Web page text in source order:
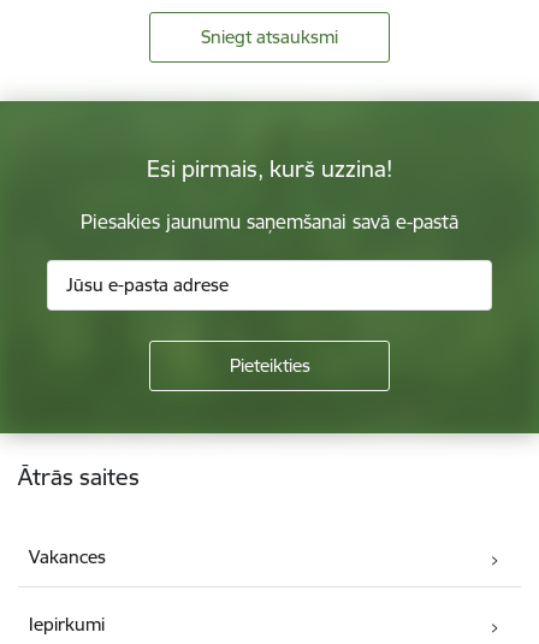
Sniegt atsauksmi
Esi pirmais, kurš uzzina!
Piesakies jaunumu saņemšanai savā e-pastā
Kājene
Ātrās saites
Vakances
Iepirkumi